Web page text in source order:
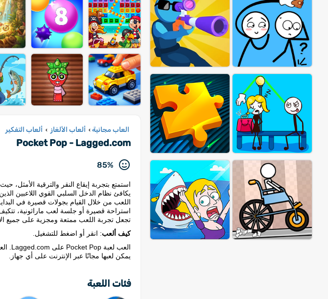
العاب مجانية › ألعاب الألغاز › ألعاب التفكير
Pocket Pop - Lagged.com
85%
استمتع بتجربة إيقاع النقر والترقية الأمثل،
يكافئ نظام الدخل السلبي القوي اللاعبين
اللعب من خلال القيام بجولات قصيرة في
استراحة قصيرة أو جلسة لعب ماراثونية،
تجعل تجربة اللعب ممتعة ومجزية على جميع
كيف ألعب: انقر أو اضغط للتشغيل.
يمكن لعبها مجانًا عبر الإنترنت على أي جهاز.
فئات اللعبة